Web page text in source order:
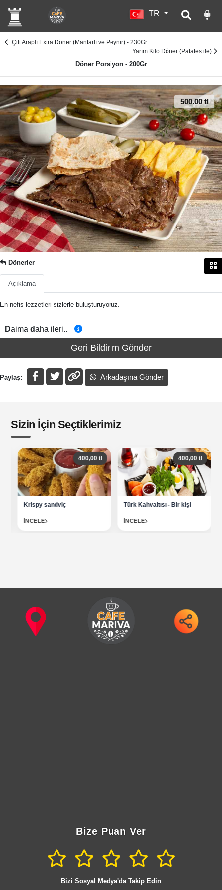
TR
Çift Araplı Extra Döner (Mantarlı ve Peynir) - 230Gr
Yarım Kilo Döner (Patates ile)
Döner Porsiyon - 200Gr
500.00 tl
Dönerler
Açıklama
En nefis lezzetleri sizlerle buluşturuyoruz.
Daima daha ileri..
Geri Bildirim Gönder
Paylaş: Arkadaşına Gönder
Sizin İçin Seçtiklerimiz
400,00 tl
Krispy sandviç
İNCELE
400,00 tl
Türk Kahvaltısı - Bir kişi
İNCELE
Bize Puan Ver
Bizi Sosyal Medya'da Takip Edin